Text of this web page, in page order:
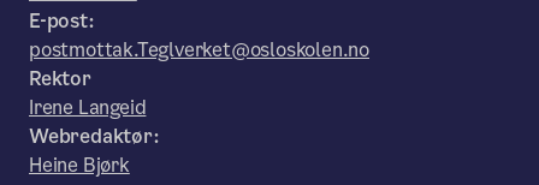
E-post:
postmottak.Teglverket@osloskolen.no
Rektor
Irene Langeid
Webredaktør:
Heine Bjørk